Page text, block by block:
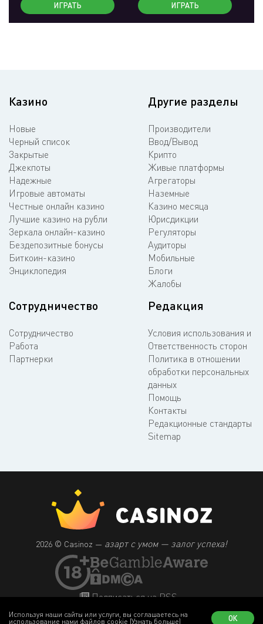
ИГРАТЬ ИГРАТЬ
Казино
Новые
Черный список
Закрытые
Джекпоты
Надежные
Игровые автоматы
Честные онлайн казино
Лучшие казино на рубли
Зеркала онлайн-казино
Бездепозитные бонусы
Биткоин-казино
Энциклопедия
Другие разделы
Производители
Ввод/Вывод
Крипто
Живые платформы
Агрегаторы
Наземные
Казино месяца
Юрисдикции
Регуляторы
Аудиторы
Мобильные
Блоги
Жалобы
Сотрудничество
Сотрудничество
Работа
Партнерки
Редакция
Условия использования и
Ответственность сторон
Политика в отношении
обработки персональных
данных
Помощь
Контакты
Редакционные стандарты
Sitemap
2026 © Casinoz — азарт с умом — залог успеха!
Подписаться на RSS
Используя наши сайты или услуги, вы соглашаетесь на
использование нами файлов cookie (Узнать больше) ОК